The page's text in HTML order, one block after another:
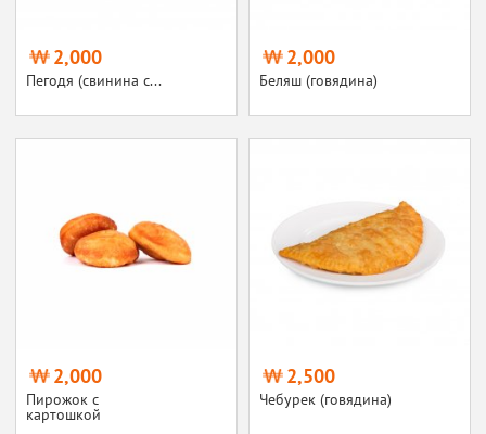
2,000
Пегодя (свинина с...
2,000
Беляш (говядина)
2,000
Пирожок с
картошкой
2,500
Чебурек (говядина)